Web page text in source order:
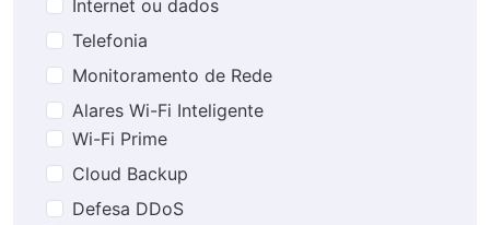
Internet ou dados
Telefonia
Monitoramento de Rede
Alares Wi-Fi Inteligente
Wi-Fi Prime
Cloud Backup
Defesa DDoS